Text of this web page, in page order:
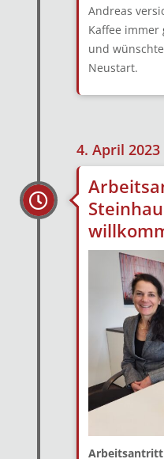
Andreas
Kaffee immer
und
Neustart.
4. April 2023
Arbeitsantritt